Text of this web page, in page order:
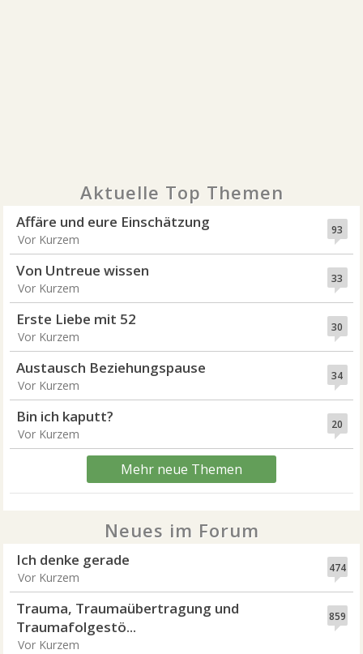
Aktuelle Top Themen
93
Affäre und eure Einschätzung
Vor Kurzem
33
Von Untreue wissen
Vor Kurzem
30
Erste Liebe mit 52
Vor Kurzem
34
Austausch Beziehungspause
Vor Kurzem
20
Bin ich kaputt?
Vor Kurzem
Mehr neue Themen
Neues im Forum
474
Ich denke gerade
Vor Kurzem
859
Trauma, Traumaübertragung und
Traumafolgestö...
Vor Kurzem